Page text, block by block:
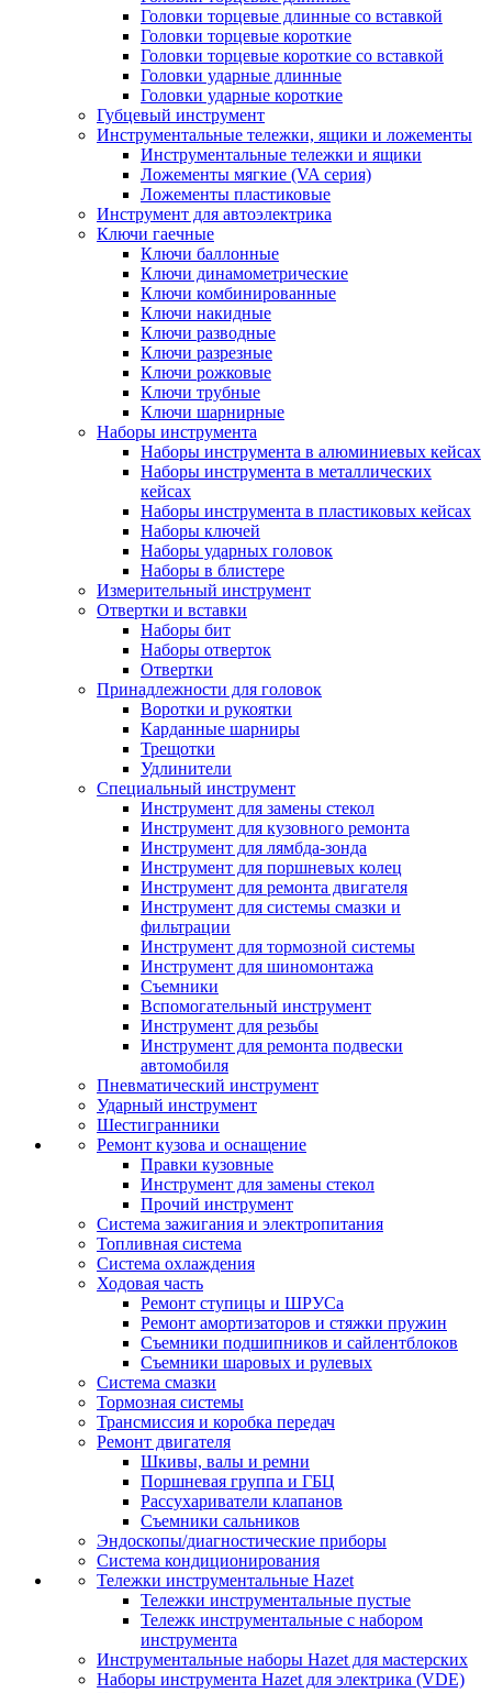
Головки торцевые длинные со вставкой
Головки торцевые короткие
Головки торцевые короткие со вставкой
Головки ударные длинные
Головки ударные короткие
Губцевый инструмент
Инструментальные тележки, ящики и ложементы
Инструментальные тележки и ящики
Ложементы мягкие (VA серия)
Ложементы пластиковые
Инструмент для автоэлектрика
Ключи гаечные
Ключи баллонные
Ключи динамометрические
Ключи комбинированные
Ключи накидные
Ключи разводные
Ключи разрезные
Ключи рожковые
Ключи трубные
Ключи шарнирные
Наборы инструмента
Наборы инструмента в алюминиевых кейсах
Наборы инструмента в металлических
кейсах
Наборы инструмента в пластиковых кейсах
Наборы ключей
Наборы ударных головок
Наборы в блистере
Измерительный инструмент
Отвертки и вставки
Наборы бит
Наборы отверток
Отвертки
Принадлежности для головок
Воротки и рукоятки
Карданные шарниры
Трещотки
Удлинители
Специальный инструмент
Инструмент для замены стекол
Инструмент для кузовного ремонта
Инструмент для лямбда-зонда
Инструмент для поршневых колец
Инструмент для ремонта двигателя
Инструмент для системы смазки и
фильтрации
Инструмент для тормозной системы
Инструмент для шиномонтажа
Съемники
Вспомогательный инструмент
Инструмент для резьбы
Инструмент для ремонта подвески
автомобиля
Пневматический инструмент
Ударный инструмент
Шестигранники
Ремонт кузова и оснащение
Правки кузовные
Инструмент для замены стекол
Прочий инструмент
Система зажигания и электропитания
Топливная система
Система охлаждения
Ходовая часть
Ремонт ступицы и ШРУСа
Ремонт амортизаторов и стяжки пружин
Съемники подшипников и сайлентблоков
Съемники шаровых и рулевых
Система смазки
Тормозная системы
Трансмиссия и коробка передач
Ремонт двигателя
Шкивы, валы и ремни
Поршневая группа и ГБЦ
Рассухариватели клапанов
Съемники сальников
Эндоскопы/диагностические приборы
Система кондиционирования
Тележки инструментальные Hazet
Тележки инструментальные пустые
Тележк инструментальные с набором
инструмента
Инструментальные наборы Hazet для мастерских
Наборы инструмента Hazet для электрика (VDE)